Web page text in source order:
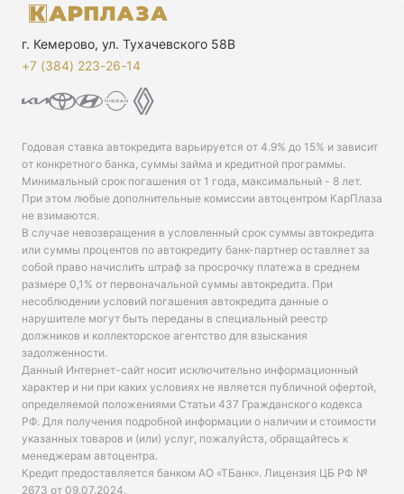
г. Кемерово, ул. Тухачевского 58В
+7 (384) 223-26-14‬
Годовая ставка автокредита варьируется от 4.9% до 15% и зависит
от конкретного банка, суммы займа и кредитной программы.
Минимальный срок погашения от 1 года, максимальный - 8 лет.
При этом любые дополнительные комиссии автоцентром КарПлаза
не взимаются.
В случае невозвращения в условленный срок суммы автокредита
или суммы процентов по автокредиту банк-партнер оставляет за
собой право начислить штраф за просрочку платежа в среднем
размере 0,1% от первоначальной суммы автокредита. При
несоблюдении условий погашения автокредита данные о
нарушителе могут быть переданы в специальный реестр
должников и коллекторское агентство для взыскания
задолженности.
Данный Интернет-сайт носит исключительно информационный
характер и ни при каких условиях не является публичной офертой,
определяемой положениями Статьи 437 Гражданского кодекса
РФ. Для получения подробной информации о наличии и стоимости
указанных товаров и (или) услуг, пожалуйста, обращайтесь к
менеджерам автоцентра.
Кредит предоставляется банком АО «ТБанк». Лицензия ЦБ РФ №
2673 от 09.07.2024.